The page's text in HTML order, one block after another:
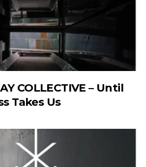
COLLECTIVE – Until
Takes Us